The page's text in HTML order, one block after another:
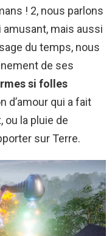
! 2, nous parlons
amusant, mais aussi
du temps, nous
de ses
si folles
d’amour qui a fait
ou la pluie de
sur Terre.